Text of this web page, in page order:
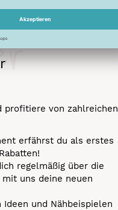
profitiere von zahlreichen
erfährst du als erstes
regelmäßig über die
uns deine neuen
und Nähbeispielen